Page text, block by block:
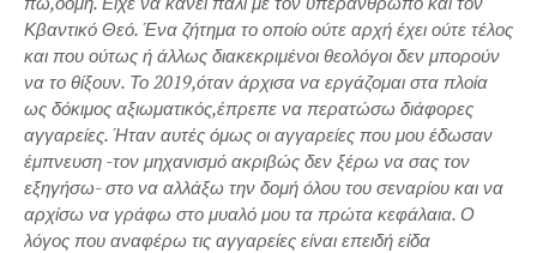
Κβαντικό Θεό. Ένα ζήτημα το οποίο ούτε αρχή έχει ούτε τέλος
και που ούτως ή άλλως διακεκριμένοι θεολόγοι δεν μπορούν
να το θίξουν. Το 2019,όταν άρχισα να εργάζομαι στα πλοία
ως δόκιμος αξιωματικός,έπρεπε να περατώσω διάφορες
αγγαρείες. Ήταν αυτές όμως οι αγγαρείες που μου έδωσαν
έμπνευση -τον μηχανισμό ακριβώς δεν ξέρω να σας τον
εξηγήσω- στο να αλλάξω την δομή όλου του σεναρίου και να
αρχίσω να γράφω στο μυαλό μου τα πρώτα κεφάλαια. Ο
λόγος που αναφέρω τις αγγαρείες είναι επειδή είδα